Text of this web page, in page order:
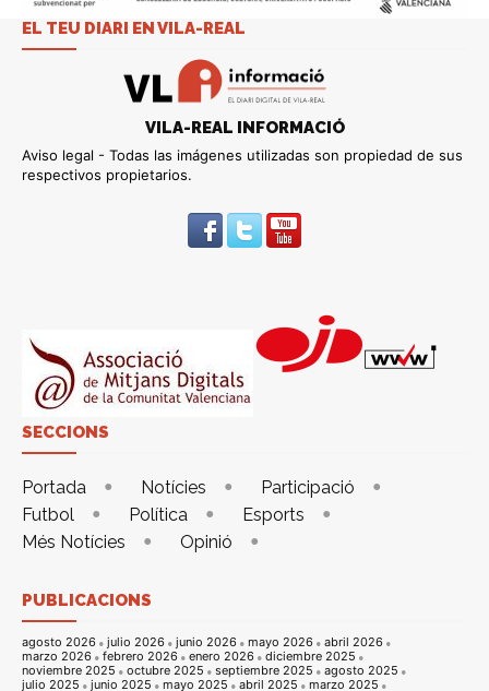
EL TEU DIARI EN VILA-REAL
VILA-REAL INFORMACIÓ
Aviso legal - Todas las imágenes utilizadas son propiedad de sus
respectivos propietarios.
SECCIONS
Portada Notícies
Participació
Futbol
Política
Esports
Més Notícies
Opinió
PUBLICACIONS
agosto 2026 julio 2026 junio 2026 mayo 2026
abril 2026
marzo 2026
febrero 2026 enero 2026
diciembre 2025
noviembre 2025
octubre 2025 septiembre 2025
agosto 2025
julio 2025
junio 2025 mayo 2025 abril 2025 marzo 2025